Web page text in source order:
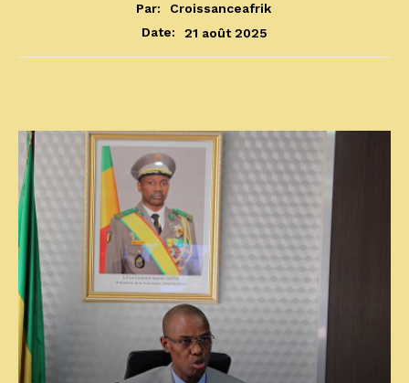
Par:
Croissanceafrik
Date:
21 août 2025